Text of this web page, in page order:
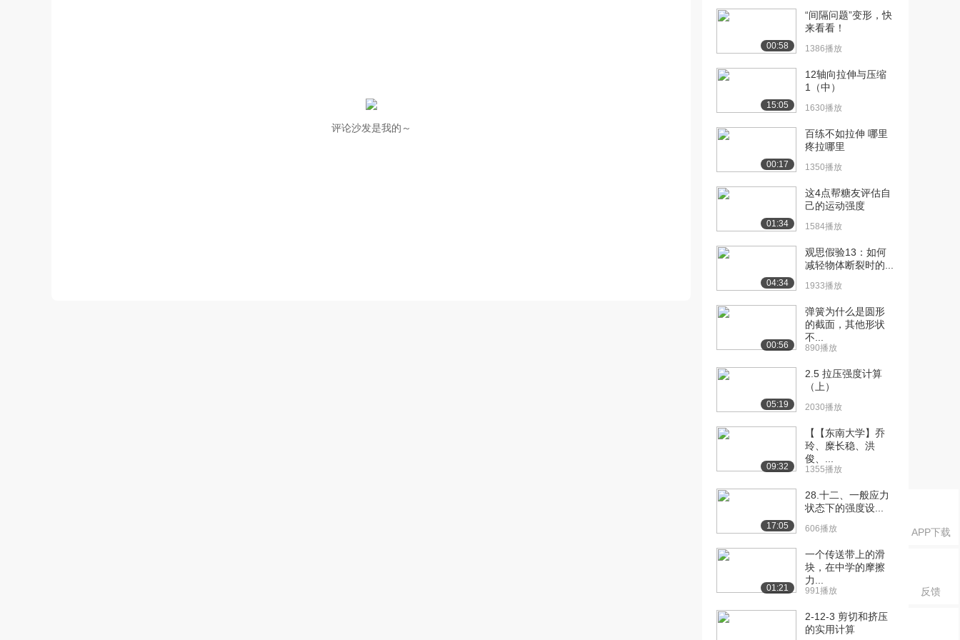
APP下载
反馈
评论沙发是我的～
[12] 恒加速下的平均速度
[13] 航空母舰起飞的加速
14:15
[14] 以恒定速率曲线运动
的赛车
9.3万播放
[16] 质量和重力的区分
[17] 轨道中的航天员的重
07:11
[18] 砖块还是羽毛落得快 10:33
[19] 用时间、加速度、初
始速度推导出位移
度和速度
高度
[22] 推导给定时间最大抛
射位移
[23] 给定高度对速度的影
响
4.4万播放
00:58
“间隔问题”变形，快
来看看！
1386播放
15:05
12轴向拉伸与压缩
1（中）
1630播放
00:17
百练不如拉伸 哪里
疼拉哪里
1350播放
01:34
这4点帮糖友评估自
己的运动强度
1584播放
04:34
观思假验13：如何
减轻物体断裂时的...
1933播放
00:56
弹簧为什么是圆形
的截面，其他形状
不...
890播放
05:19
2.5 拉压强度计算
（上）
2030播放
09:32
【【东南大学】乔
玲、糜长稳、洪
俊、...
1355播放
17:05
28.十二、一般应力
状态下的强度设...
606播放
01:21
一个传送带上的滑
块，在中学的摩擦
力...
991播放
2-12-3 剪切和挤压
的实用计算